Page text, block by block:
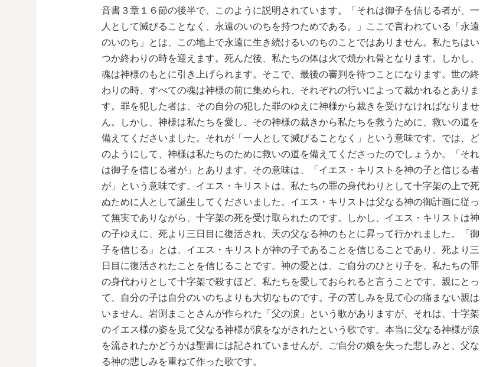
音書３章１６節の後半で、このように説明されています。「それは御子を信じる者が、一
人として滅びることなく、永遠のいのちを持つためである。」ここで言われている「永遠
のいのち」とは、この地上で永遠に生き続けるいのちのことではありません。私たちはい
つか終わりの時を迎えます。死んだ後、私たちの体は火で焼かれ骨となります。しかし、
魂は神様のもとに引き上げられます。そこで、最後の審判を待つことになります。世の終
わりの時、すべての魂は神様の前に集められ、それぞれの行いによって裁かれるとありま
す。罪を犯した者は、その自分の犯した罪のゆえに神様から裁きを受けなければなりませ
ん。しかし、神様は私たちを愛し、その神様の裁きから私たちを救うために、救いの道を
備えてくださいました。それが「一人として滅びることなく」という意味です。では、ど
のようにして、神様は私たちのために救いの道を備えてくださったのでしょうか。「それ
は御子を信じる者が」とあります。その意味は、「イエス・キリストを神の子と信じる者
が」という意味です。イエス・キリストは、私たちの罪の身代わりとして十字架の上で死
ぬために人として誕生してくださいました。イエス・キリストは父なる神の御計画に従っ
て無実でありながら、十字架の死を受け取られたのです。しかし、イエス・キリストは神
の子ゆえに、死より三日目に復活され、天の父なる神のもとに昇って行かれました。「御
子を信じる」とは、イエス・キリストが神の子であることを信じることであり、死より三
日目に復活されたことを信じることです。神の愛とは、ご自分のひとり子を、私たちの罪
の身代わりとして十字架で殺すほど、私たちを愛しておられると言うことです。親にとっ
て、自分の子は自分のいのちよりも大切なものです。子の苦しみを見て心の痛まない親は
いません。岩渕まことさんが作られた「父の涙」という歌がありますが、それは、十字架
のイエス様の姿を見て父なる神様が涙をながされたという歌です。本当に父なる神様が涙
を流されたかどうかは聖書には記されていませんが、ご自分の娘を失った悲しみと、父な
る神の悲しみを重ねて作った歌です。